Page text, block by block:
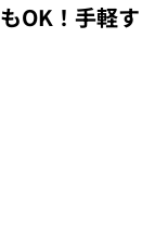
OK！手軽す